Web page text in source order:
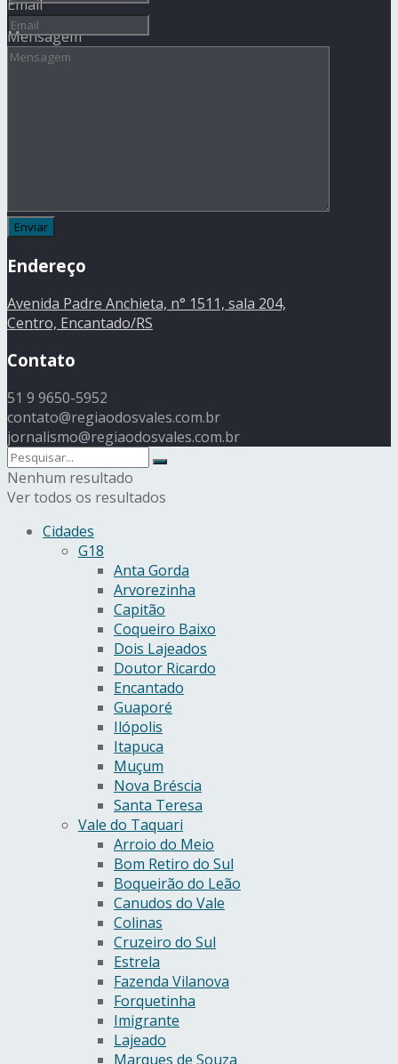
Email
Mensagem
Endereço
Avenida Padre Anchieta, n° 1511, sala 204,
Centro, Encantado/RS
Contato
51 9 9650-5952
contato@regiaodosvales.com.br
jornalismo@regiaodosvales.com.br
Nenhum resultado
Ver todos os resultados
Cidades
G18
Anta Gorda
Arvorezinha
Capitão
Coqueiro Baixo
Dois Lajeados
Doutor Ricardo
Encantado
Guaporé
Ilópolis
Itapuca
Muçum
Nova Bréscia
Santa Teresa
Vale do Taquari
Arroio do Meio
Bom Retiro do Sul
Boqueirão do Leão
Canudos do Vale
Colinas
Cruzeiro do Sul
Estrela
Fazenda Vilanova
Forquetinha
Imigrante
Lajeado
Marques de Souza